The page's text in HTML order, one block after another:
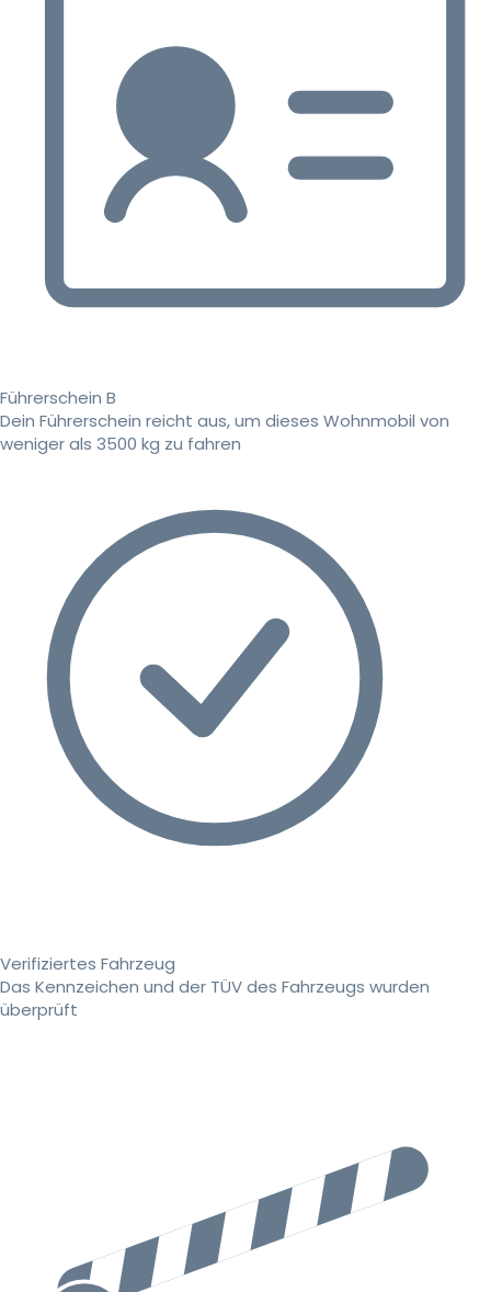
Führerschein B
Dein Führerschein reicht aus, um dieses Wohnmobil von
weniger als 3500 kg zu fahren
Verifiziertes Fahrzeug
Das Kennzeichen und der TÜV des Fahrzeugs wurden
überprüft